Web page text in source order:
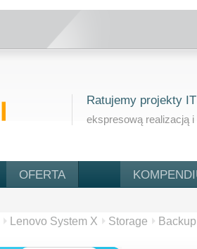
Ratujemy projekty IT
ekspresową realizacją i
OFERTA
Lenovo System X Storage Backup